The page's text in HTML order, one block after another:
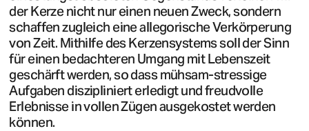
der Kerze nicht nur einen neuen Zweck, sondern
schaffen zugleich eine allegorische Verkörperung
von Zeit. Mithilfe des Kerzensystems soll der Sinn
für einen bedachteren Umgang mit Lebenszeit
geschärft werden, so dass mühsam-stressige
Aufgaben diszipliniert erledigt und freudvolle
Erlebnisse in vollen Zügen ausgekostet werden
können.